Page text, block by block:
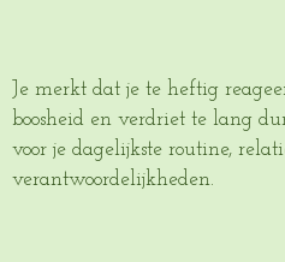
Je merkt dat je te heftig
boosheid en verdriet te lang
voor je dagelijkste routine,
verantwoordelijkheden.